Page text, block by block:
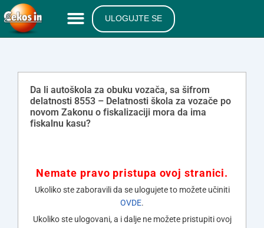
ULOGUJTE SE
Da li autoškola za obuku vozača, sa šifrom
delatnosti 8553 – Delatnosti škola za vozače po
novom Zakonu o fiskalizaciji mora da ima
fiskalnu kasu?
Nemate pravo pristupa ovoj stranici.
Ukoliko ste zaboravili da se ulogujete to možete učiniti
OVDE.
Ukoliko ste ulogovani, a i dalje ne možete pristupiti ovoj